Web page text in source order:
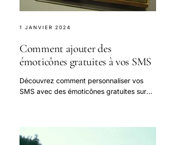
1 JANVIER 2024
Comment ajouter des
émoticônes gratuites à vos SMS
Découvrez comment personnaliser vos
SMS avec des émoticônes gratuites sur